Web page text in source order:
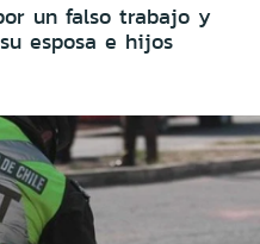
un falso trabajo y
esposa e hijos